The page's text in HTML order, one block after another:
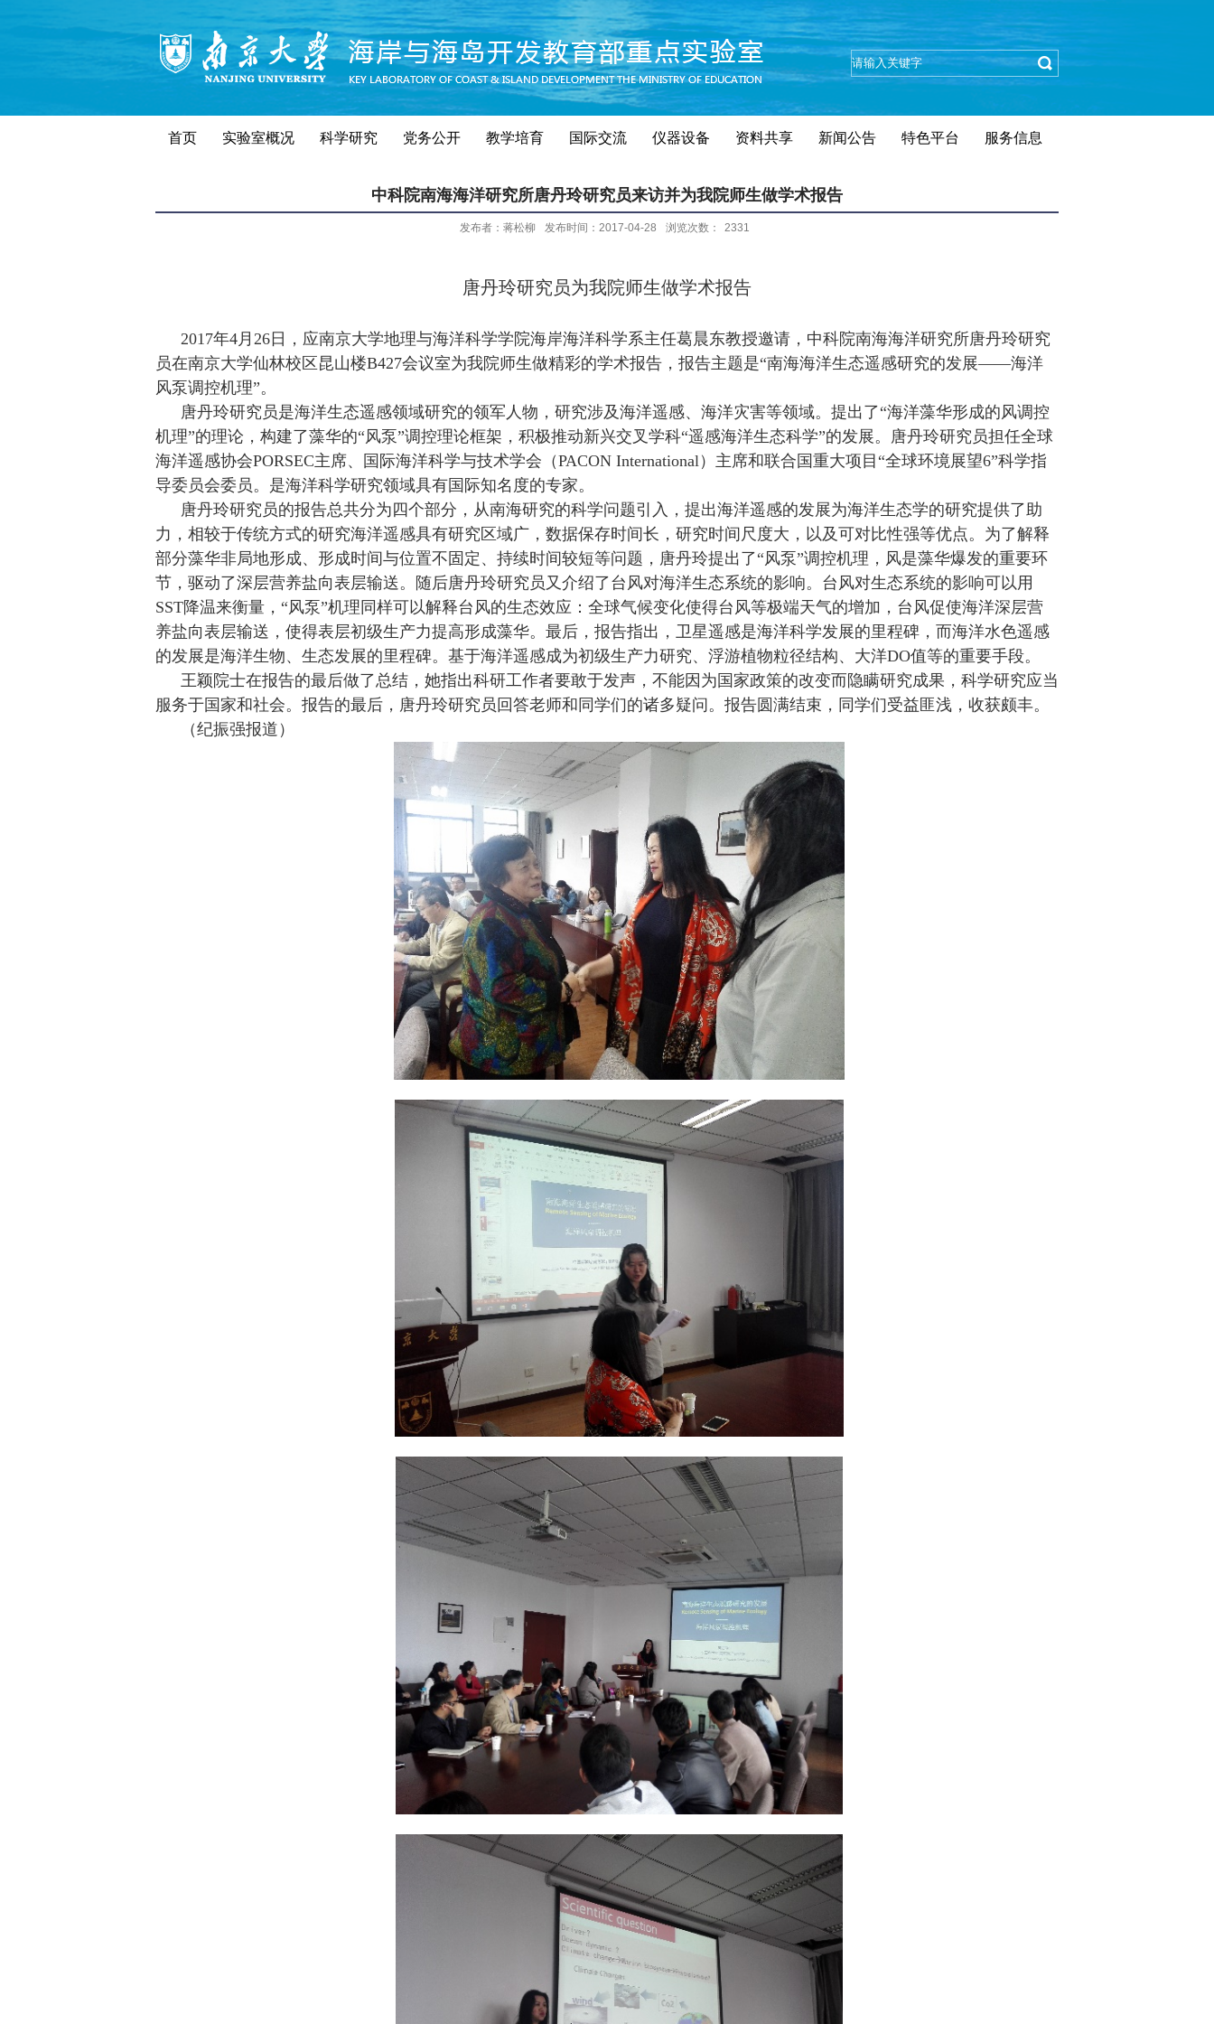
首页 实验室概况 科学研究 党务公开 教学培育 国际交流 仪器设备 资料共享 新闻公告 特色平台 服务信息
中科院南海海洋研究所唐丹玲研究员来访并为我院师生做学术报告
发布者：蒋松柳 发布时间：2017-04-28 浏览次数： 2331
唐丹玲研究员为我院师生做学术报告
2017年4月 26日，应南京大学地理与海洋科学学院海岸海洋科学系主任葛晨东教授邀请，中科院南海海洋研究所唐丹玲研究
员在南京大学仙林校区昆山楼B427会议室为我院师生做精彩的学术报告，报告主题是“南海海洋生态遥感研究的发展——海洋
风泵调控机理”。
唐丹玲研究员是海洋生态遥感领域研究的领军人物，研究涉及海洋遥感、海洋灾害等领域。提出了“海洋藻华形成的风调控
机理”的理论，构建了藻华的“风泵”调控理论框架，积极推动新兴交叉学科“遥感海洋生态科学”的发展。唐丹玲研究员担任全球
海洋遥感协会PORSEC主席、国际海洋科学与技术学会（PACON International）主席和联合国重大项目“全球环境展望6”科学指
导委员会委员。是海洋科学研究领域具有国际知名度的专家。
唐丹玲研究员的报告总共分为四个部分，从南海研究的科学问题引入，提出海洋遥感的发展为海洋生态学的研究提供了助
力，相较于传统方式的研究海洋遥感具有研究区域广，数据保存时间长，研究时间尺度大，以及可对比性强等优点。为了解释
部分藻华非局地形成、形成时间与位置不固定、持续时间较短等问题，唐丹玲提出了“风泵”调控机理，风是藻华爆发的重要环
节，驱动了深层营养盐向表层输送。随后唐丹玲研究员又介绍了台风对海洋生态系统的影响。台风对生态系统的影响可以用
SST降温来衡量，“风泵”机理同样可以解释台风的生态效应：全球气候变化使得台风等极端天气的增加，台风促使海洋深层营
养盐向表层输送，使得表层初级生产力提高形成藻华。最后，报告指出，卫星遥感是海洋科学发展的里程碑，而海洋水色遥感
的发展是海洋生物、生态发展的里程碑。基于海洋遥感成为初级生产力研究、浮游植物粒径结构、大洋DO值等的重要手段。
王颖院士在报告的最后做了总结，她指出科研工作者要敢于发声，不能因为国家政策的改变而隐瞒研究成果，科学研究应当
服务于国家和社会。报告的最后，唐丹玲研究员回答老师和同学们的诸多疑问。报告圆满结束，同学们受益匪浅，收获颇丰。
（纪振强报道）